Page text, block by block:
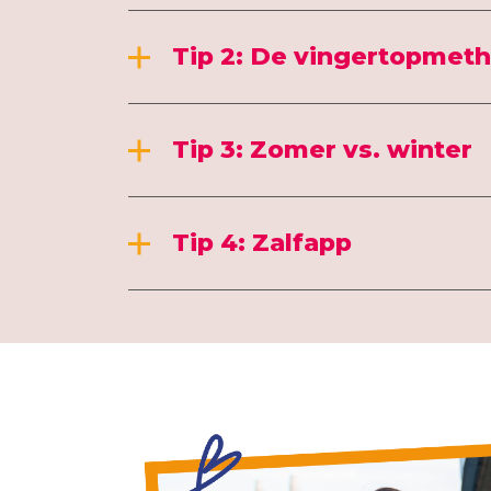
Tip 2: De
Tip 3: Zomer vs. winter
Tip 4: Zalfapp